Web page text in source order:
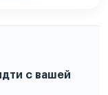
с вашей